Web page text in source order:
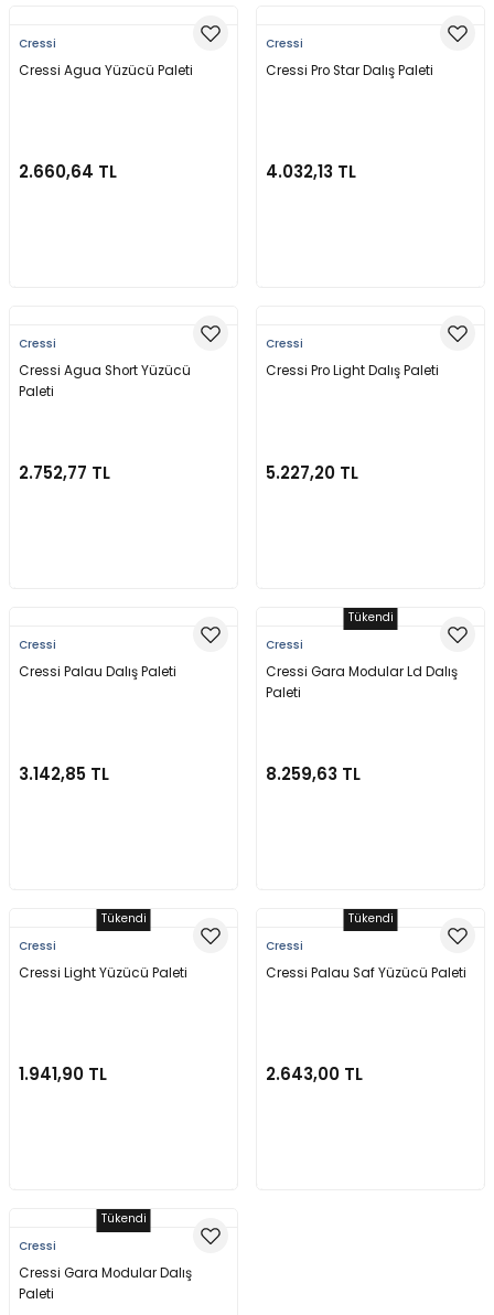
Cressi
Cressi Agua Yüzücü Paleti
2.660,64 TL
Cressi
Cressi Pro Star Dalış Paleti
4.032,13 TL
Cressi
Cressi Agua Short Yüzücü
Paleti
2.752,77 TL
Cressi
Cressi Pro Light Dalış Paleti
5.227,20 TL
Cressi
Cressi Palau Dalış Paleti
3.142,85 TL
Tükendi
Cressi
Cressi Gara Modular Ld Dalış
Paleti
8.259,63 TL
Tükendi
Cressi
Cressi Light Yüzücü Paleti
1.941,90 TL
Tükendi
Cressi
Cressi Palau Saf Yüzücü Paleti
2.643,00 TL
Tükendi
Cressi
Cressi Gara Modular Dalış
Paleti